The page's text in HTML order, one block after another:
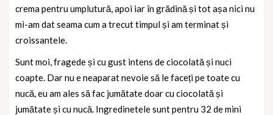
crema pentru umplutură, apoi iar în grădină și tot așa nici nu
mi-am dat seama cum a trecut timpul și am terminat și
croissantele.
Sunt moi, fragede și cu gust intens de ciocolată și nuci
coapte. Dar nu e neaparat nevoie să le faceți pe toate cu
nucă, eu am ales să fac jumătate doar cu ciocolată și
jumătate și cu nucă. Ingredinetele sunt pentru 32 de mini